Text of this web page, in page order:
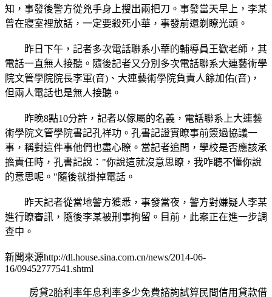
知，事發後警方從兇手身上搜出兩把刀。事發當天早上，李某
曾在寢室裡放話，一定要殺死小華，事發前還剃瞭光頭。
昨日下午，記者多次電話聯系小華的輔導員王歡老師，其
電話一直無人接聽。隨後記者又分別多次電話聯系大連藝術學
院文管學院院長李軍(音)、大連藝術學院負責人餘加佑(音)，
但兩人電話也是無人接聽。
昨晚8點10分許，記者以傢屬的名義，電話聯系上大連藝
術學院文管學院書記孔祥功。孔書記證實瞭事前簽過協議一
事，稱對這件事他們也盡心瞭。當記者追問，學校是否應該承
擔責任時，孔書記說："你說這就沒意思瞭，我咋聽不懂你說
的意思呢。"隨後就掛掉電話。
昨天記者從當地警方獲悉，事發當夜，警方對嫌疑人李某
進行瞭審訊，隨後李某被刑事拘留。目前，此案正在進一步調
查中。
新聞來源http://dl.house.sina.com.cn/news/2014-06-
16/09452777541.shtml
房貸2胎利率年息利率多少免費諮詢試算民間信用貸款借